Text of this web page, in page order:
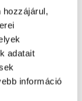
hozzájárul,
adatait
információ